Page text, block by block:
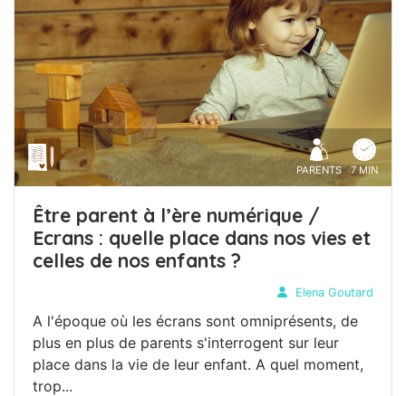
PARENTS 7 MIN
Être parent à l’ère numérique /
Ecrans : quelle place dans nos vies et
celles de nos enfants ?
Elena Goutard
A l'époque où les écrans sont omniprésents, de
plus en plus de parents s'interrogent sur leur
place dans la vie de leur enfant. A quel moment,
trop...